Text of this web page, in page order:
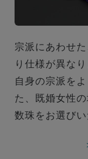
宗派にあわせ
り仕様が異な
自身の宗派を
た、既婚女性
数珠をお選びい